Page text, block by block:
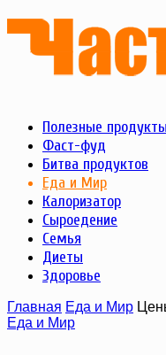
Полезные продукты
Фаст-фуд
Битва продуктов
Еда и Мир
Калоризатор
Сыроедение
Семья
Диеты
Здоровье
Главная Еда и Мир
Еда и Мир